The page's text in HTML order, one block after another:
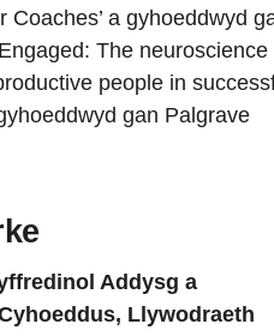
Coaches’ a gyhoeddwyd
The neuroscience
people in
gan Palgrave
Addysg a
Llywodraeth